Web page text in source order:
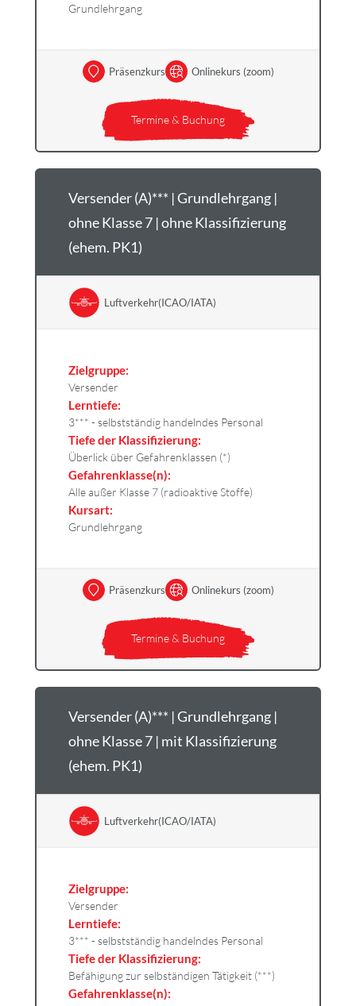
Grundlehrgang
Termine & Buchung
Präsenzkurs Onlinekurs (zoom)
Versender (A)*** | Grundlehrgang |
ohne Klasse 7 | ohne Klassifizierung
(ehem. PK1)
Luftverkehr(ICAO/IATA)
Zielgruppe:
Versender
Lerntiefe:
3*** - selbstständig handelndes Personal
Tiefe der Klassifizierung:
Überlick über Gefahrenklassen (*)
Gefahrenklasse(n):
Alle außer Klasse 7 (radioaktive Stoffe)
Kursart:
Grundlehrgang
Termine & Buchung
Präsenzkurs Onlinekurs (zoom)
Versender (A)*** | Grundlehrgang |
ohne Klasse 7 | mit Klassifizierung
(ehem. PK1)
Luftverkehr(ICAO/IATA)
Zielgruppe:
Versender
Lerntiefe:
3*** - selbstständig handelndes Personal
Tiefe der Klassifizierung:
Befähigung zur selbständigen Tätigkeit (***)
Gefahrenklasse(n):